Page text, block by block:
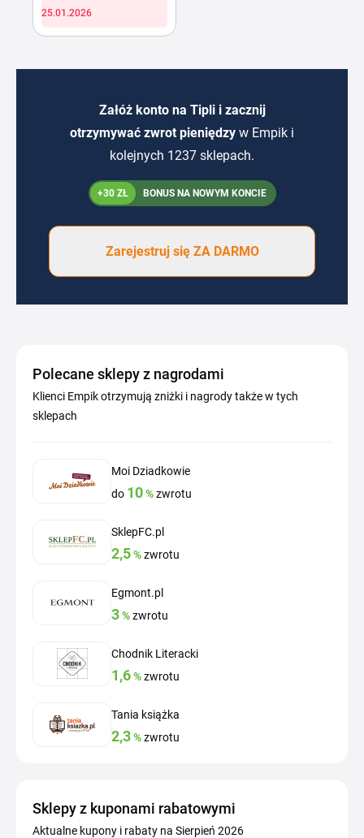
25.01.2026
Załóż konto na Tipli i zacznij
otrzymywać zwrot pieniędzy w Empik i
kolejnych 1237 sklepach.
+30 ZŁ BONUS NA NOWYM KONCIE
Zarejestruj się ZA DARMO
Polecane sklepy z nagrodami
Klienci Empik otrzymują zniżki i nagrody także w tych
sklepach
Moi Dziadkowie
do 10%zwrotu
SklepFC.pl
2,5%zwrotu
Egmont.pl
3%zwrotu
Chodnik Literacki
1,6%zwrotu
Tania książka
2,3%zwrotu
Sklepy z kuponami rabatowymi
Aktualne kupony i rabaty na Sierpień 2026